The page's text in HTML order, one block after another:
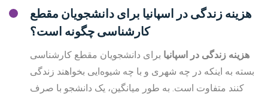
هزینه زندگی در اسپانیا برای دانشجویان مقطع
کارشناسی چگونه است؟
هزینه زندگی در اسپانیا برای دانشجویان مقطع کارشناسی
بسته به اینکه در چه شهری و با چه شیوه‌ایی بخواهند زندگی
کنند متفاوت است. به طور میانگین، یک دانشجو با صرف